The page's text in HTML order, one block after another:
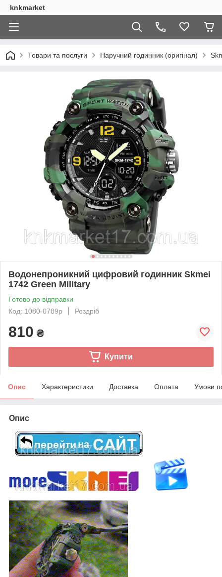
knkmarket
Товари та послуги Наручний годинник (оригінал)
Водонепроникний цифровий годинник Skmei
1742 Green Military
Готово до відправки
Код: 1080-0789р
Роздріб
810 ₴
Купити
Опис Характеристики Доставка Оплата Умови
Опис